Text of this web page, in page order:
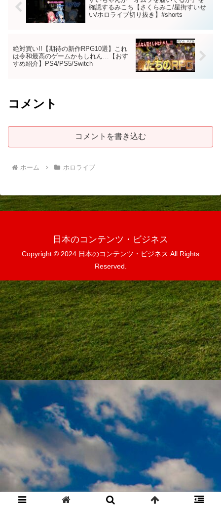
確認するみこち【さくらみこ/星街すいせ
い/ホロライブ切り抜き】#shorts
絶対買い!!【期待の新作RPG10選】これ
は令和最高のゲームかもしれん…【おす
すめ紹介】PS4/PS5/Switch
コメント
コメントを書き込む
ホーム ホロライブ
日本のコンテンツ・ビジネス
Copyright © 2024 日本のコンテンツ・ビジネス All Rights
Reserved.